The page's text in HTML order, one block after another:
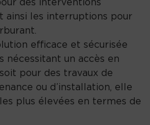
ainsi les interruptions pour
efficace et sécurisée
nécessitant un accès en
pour des travaux de
ou d’installation, elle
plus élevées en termes de